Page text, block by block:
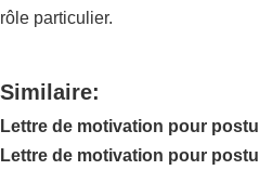
rôle particulier.
Similaire:
Lettre de motivation pour
Lettre de motivation pour